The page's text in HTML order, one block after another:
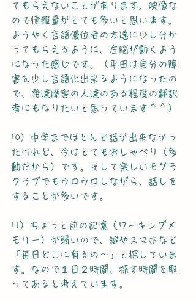
てもらえないことが有ります。映像な
ので情報量がとても多いと思います。
ようやく言語優位者の方達に少し分か
ってもらえるように、左脳が動くよう
になった感じです。（平田は自分の障
害を少し言語化出来るようになったの
で、発達障害の人達のある程度の翻訳
者にもなりたいと思っています＾＾）
10）中学までほとんど話が出来なかっ
たけれど、今はとてもおしゃべり（多
動だから）です。そして楽しいモグラ
クラブでもウロウロしながら、話しを
することが多いです。
11）ちょっと前の記憶（ワーキングメ
モリー）が弱いので、鍵やスマホなど
「毎日どこに有るの～」と探していま
す。なので１日２時間、探す時間を取
ってあると考えています。